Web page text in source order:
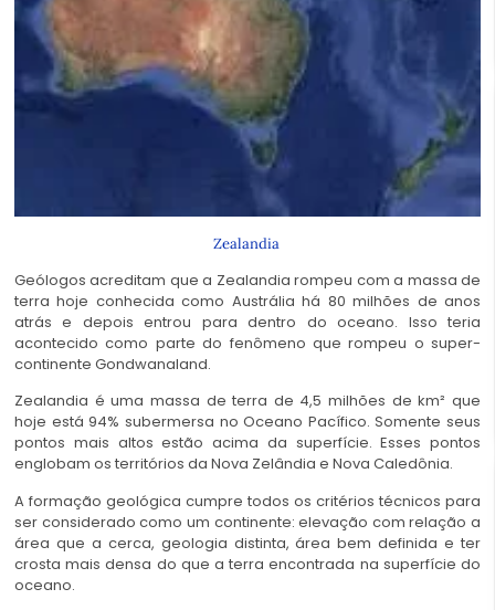
Zealandia
Geólogos acreditam que a Zealandia rompeu com a massa de
terra hoje conhecida como Austrália há 80 milhões de anos
atrás e depois entrou para dentro do oceano. Isso teria
acontecido como parte do fenômeno que rompeu o super-
continente Gondwanaland.
Zealandia é uma massa de terra de 4,5 milhões de km² que
hoje está 94% subermersa no Oceano Pacífico. Somente seus
pontos mais altos estão acima da superfície. Esses pontos
englobam os territórios da Nova Zelândia e Nova Caledônia.
A formação geológica cumpre todos os critérios técnicos para
ser considerado como um continente: elevação com relação a
área que a cerca, geologia distinta, área bem definida e ter
crosta mais densa do que a terra encontrada na superfície do
oceano.